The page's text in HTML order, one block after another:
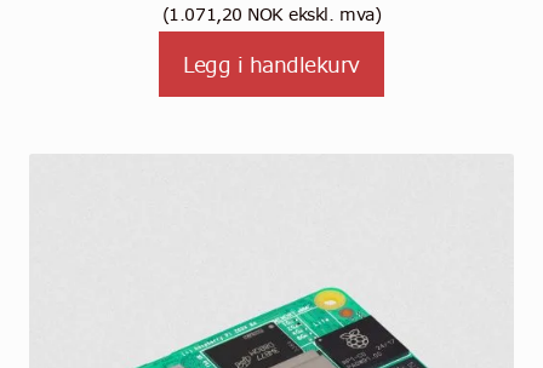
(1.071,20 NOKekskl. mva)
Legg i handlekurv